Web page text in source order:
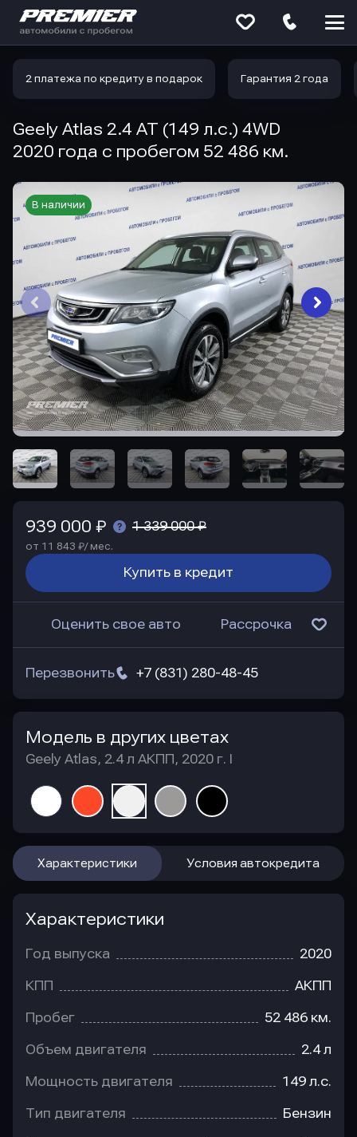
2 платежа по кредиту в подарок Гарантия 2 года
Geely Atlas 2.4 AT (149 л.с.) 4WD
2020 года с пробегом 52 486 км.
В наличии
939 000 ₽ 1 339 000 ₽
от 11 843 ₽/ мес.
Купить в кредит
Оценить свое авто Рассрочка
+7 (831) 280-48-45
Перезвонить
Модель в других цветах
Geely Atlas, 2.4 л АКПП, 2020 г. I
Характеристики Условия автокредита
Характеристики
Год выпуска 2020
КПП АКПП
Пробег 52 486 км.
Объем двигателя 2.4 л
Мощность двигателя 149 л.с.
Тип двигателя Бензин